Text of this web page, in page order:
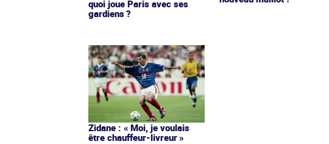
quoi joue Paris avec ses
gardiens ?
Zidane : « Moi, je voulais
être chauffeur-livreur »